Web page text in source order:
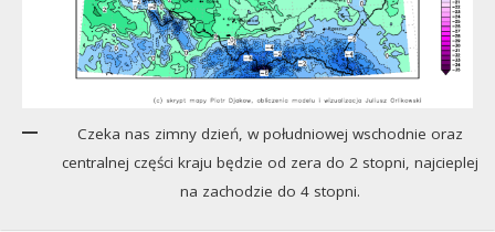
Czeka nas zimny dzień, w południowej wschodnie oraz
centralnej części kraju będzie od zera do 2 stopni, najcieplej
na zachodzie do 4 stopni.